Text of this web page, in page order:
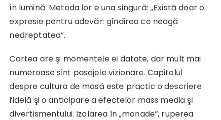
în lumină. Metoda lor e una singură: „Există doar o
expresie pentru adevăr: gîndirea ce neagă
nedreptatea”.
Cartea are şi momentele ei datate, dar mult mai
numeroase sînt pasajele vizionare. Capitolul
despre cultura de masă este practic o descriere
fidelă şi o anticipare a efectelor mass media şi
divertismentului. Izolarea în „monade”, ruperea